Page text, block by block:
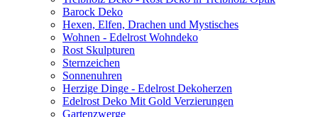
Barock Deko
Hexen, Elfen, Drachen und Mystisches
Wohnen - Edelrost Wohndeko
Rost Skulpturen
Sternzeichen
Sonnenuhren
Herzige Dinge - Edelrost Dekoherzen
Edelrost Deko Mit Gold Verzierungen
Gartenzwerge